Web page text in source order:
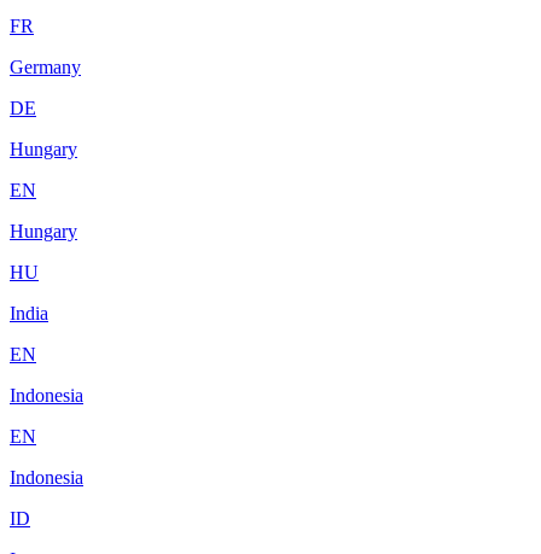
FR
Germany
DE
Hungary
EN
Hungary
HU
India
EN
Indonesia
EN
Indonesia
ID